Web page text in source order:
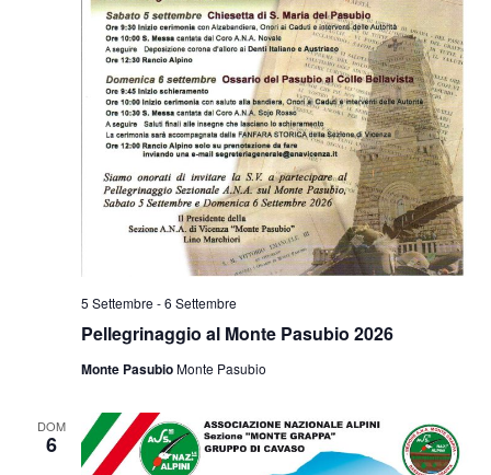
Pellegrinaggio al Monte Pasubio 2026
5 Settembre -6 Settembre
Monte PasubioMonte Pasubio
DOM
6